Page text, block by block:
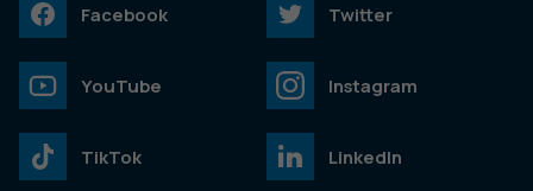
Facebook Twitter
YouTube Instagram
TikTok LinkedIn